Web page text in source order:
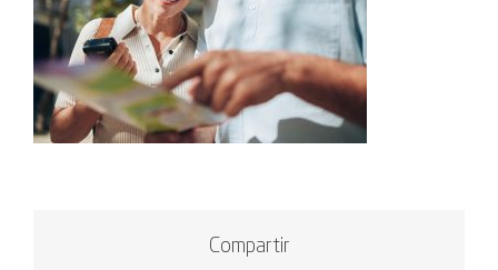
Compartir